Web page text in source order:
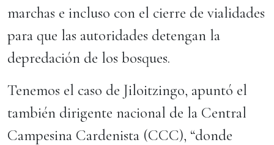
marchas e incluso con el cierre de vialidades
para que las autoridades detengan la
depredación de los bosques.
Tenemos el caso de Jiloitzingo, apuntó el
también dirigente nacional de la Central
Campesina Cardenista (CCC), “donde